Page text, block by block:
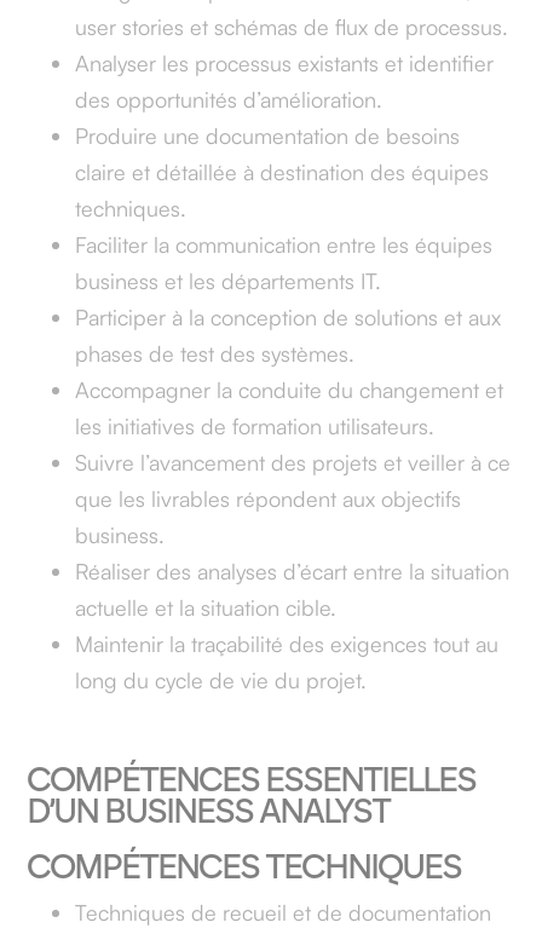
user stories et schémas de flux de processus.
Analyser les processus existants et identifier
des opportunités d’amélioration.
Produire une documentation de besoins
claire et détaillée à destination des équipes
techniques.
Faciliter la communication entre les équipes
business et les départements IT.
Participer à la conception de solutions et aux
phases de test des systèmes.
Accompagner la conduite du changement et
les initiatives de formation utilisateurs.
Suivre l’avancement des projets et veiller à ce
que les livrables répondent aux objectifs
business.
Réaliser des analyses d’écart entre la situation
actuelle et la situation cible.
Maintenir la traçabilité des exigences tout au
long du cycle de vie du projet.
COMPÉTENCES ESSENTIELLES
D’UN BUSINESS ANALYST
COMPÉTENCES TECHNIQUES
Techniques de recueil et de documentation